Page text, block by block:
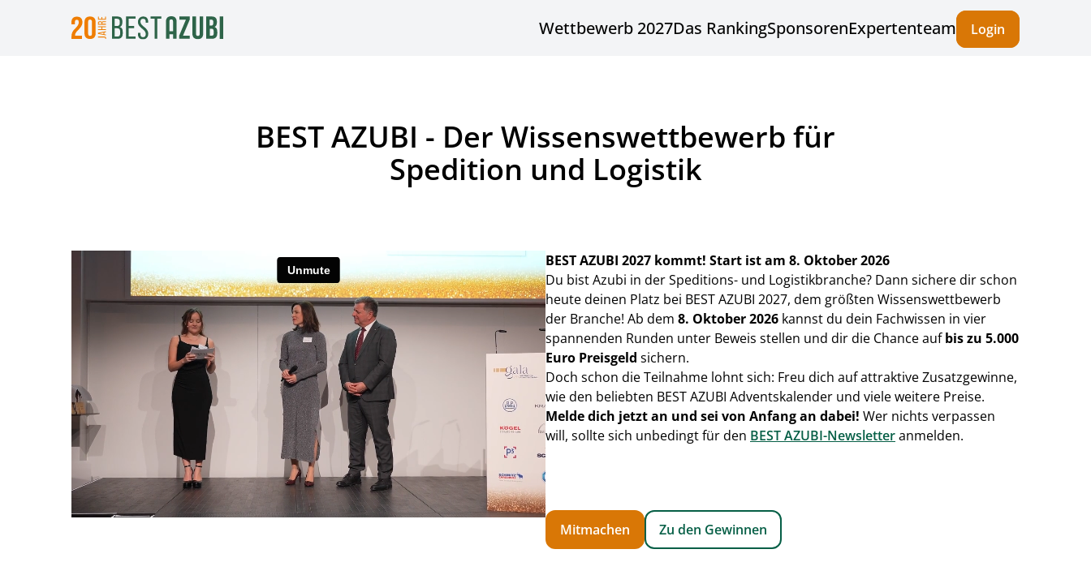
Wettbewerb 2027Das RankingSponsorenExpertenteam Login
BEST AZUBI - Der Wissenswettbewerb für
Spedition und Logistik
BEST AZUBI 2027 kommt! Start ist am 8. Oktober 2026
Du bist Azubi in der Speditions- und Logistikbranche? Dann sichere dir schon
heute deinen Platz bei BEST AZUBI 2027, dem größten Wissenswettbewerb
der Branche! Ab dem 8. Oktober 2026 kannst du dein Fachwissen in vier
spannenden Runden unter Beweis stellen und dir die Chance aufbis zu 5.000
Euro Preisgeld sichern.
Doch schon die Teilnahme lohnt sich: Freu dich auf attraktive Zusatzgewinne,
wie den beliebten BEST AZUBI Adventskalender und viele weitere Preise.
Melde dich jetzt an und sei von Anfang an dabei! Wer nichts verpassen
will, sollte sich unbedingt für den BEST AZUBI-Newsletteranmelden.
Mitmachen Zu den Gewinnen